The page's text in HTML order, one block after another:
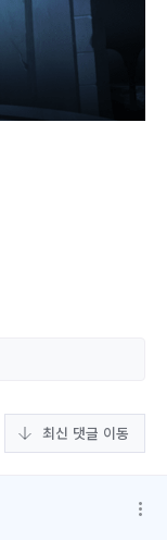
최신 댓글 이동